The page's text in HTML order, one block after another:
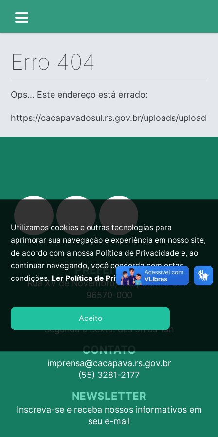
Erro 404
Ops... Este endereço está errado:
https://cacapavadosul.rs.gov.br/uploads/
PREFEITURA
Rua XV de Novembro, 438, Centro CEP:
96570-000
ATENDIMENTO
Segunda a Sexta: das 9h às 15h
CONTATO
imprensa@cacapava.rs.gov.br
(55) 3281-2177
NEWSLETTER
Inscreva-se e receba nossos informativos em
seu e-mail
Utilizamos cookies e outras tecnologias para
aprimorar sua navegação e experiência em nosso site,
de acordo com a nossa Política de Privacidade e, ao
continuar navegando, você concorda com estas
condições.Ler Política de Privacidade.
Aceito